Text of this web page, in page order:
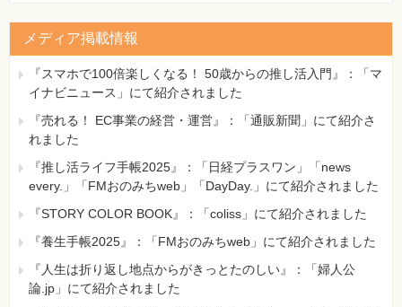
メディア掲載情報
『スマホで100倍楽しくなる！ 50歳からの推し活入門』：「マ
イナビニュース」にて紹介されました
『売れる！ EC事業の経営・運営』：「通販新聞」にて紹介さ
れました
『推し活ライフ手帳2025』：「日経プラスワン」「news
every.」「FMおのみちweb」「DayDay.」にて紹介されました
『STORY COLOR BOOK』：「coliss」にて紹介されました
『養生手帳2025』：「FMおのみちweb」にて紹介されました
『人生は折り返し地点からがきっとたのしい』：「婦人公
論.jp」にて紹介されました